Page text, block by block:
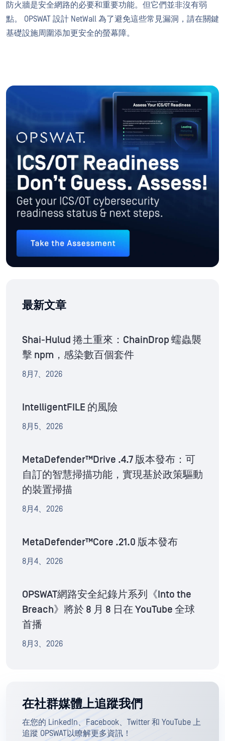
防火牆是安全網路的必要和重要功能。但它們並非沒有弱
點。 OPSWAT 設計 NetWall 為了避免這些常見漏洞，請在關鍵
基礎設施周圍添加更安全的螢幕障。
最新文章
Shai-Hulud 捲土重來：ChainDrop 蠕蟲襲
擊 npm，感染數百個套件
8月7、2026
IntelligentFILE 的風險
8月5、2026
MetaDefender™Drive .4.7 版本發布：可
自訂的智慧掃描功能，實現基於政策驅動
的裝置掃描
8月4、2026
MetaDefender™Core .21.0 版本發布
8月4、2026
OPSWAT網路安全紀錄片系列《Into the
Breach》將於 8 月 8 日在 YouTube 全球
首播
8月3、2026
在社群媒體上追蹤我們
在您的 LinkedIn、Facebook、Twitter 和 YouTube 上
追蹤 OPSWAT以瞭解更多資訊！